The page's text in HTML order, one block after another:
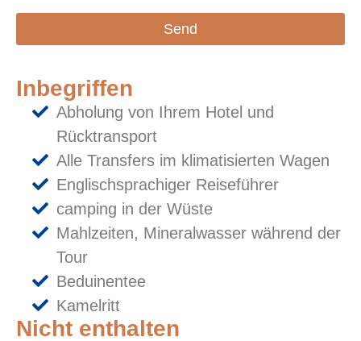
Send
Inbegriffen
Abholung von Ihrem Hotel und
Rücktransport
Alle Transfers im klimatisierten Wagen
Englischsprachiger Reiseführer
camping in der Wüste
Mahlzeiten, Mineralwasser während der
Tour
Beduinentee
Kamelritt
Nicht enthalten